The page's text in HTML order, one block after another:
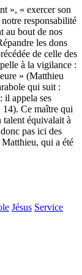
», « exercer son
responsabilité
au bout de nos
les dons
de celle des
à la vigilance :
» (Matthieu
qui suit :
il appela ses
14). Ce maître qui
talent équivalait à
pas ici des
Matthieu, qui a été
Jésus Service